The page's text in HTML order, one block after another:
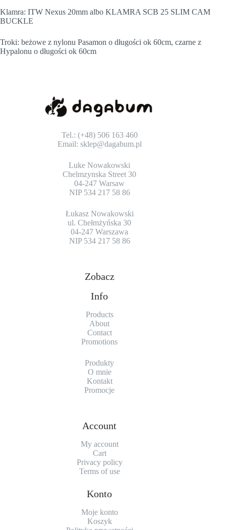
Klamra: ITW Nexus 20mm albo KLAMRA SCB 25 SLIM CAM
BUCKLE
Troki: beżowe z nylonu Pasamon o długości ok 60cm, czarne z
Hypalonu o długości ok 60cm
Tel.: (+48) 506 163 460
Email: sklep@dagabum.pl
Luke Nowakowski
Chelmzynska Street 30
04-247 Warsaw
NIP 534 217 58 86
Łukasz Nowakowski
ul. Chełmżyńska 30
04-247 Warszawa
NIP 534 217 58 86
Zobacz
Info
Products
About
Contact
Promotions
Produkty
O mnie
Kontakt
Promocje
Account
My account
Cart
Privacy policy
Terms of use
Konto
Moje konto
Koszyk